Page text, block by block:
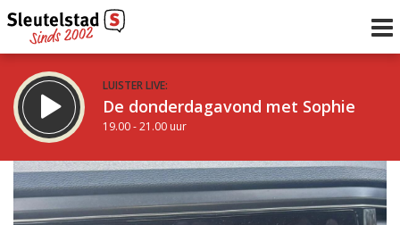
LUISTER LIVE:
De donderdagavond met Sophie
19.00 - 21.00 uur
STRAKS:
De avond van Sleutelstad
21.00 - 0.00 uur
uur 1 van 0